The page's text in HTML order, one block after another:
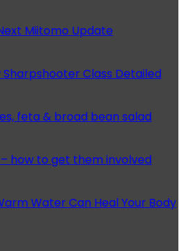
Miitomo Update
Sharpshooter Class Detailed
feta & broad bean salad
how to get them involved
Water Can Heal Your Body